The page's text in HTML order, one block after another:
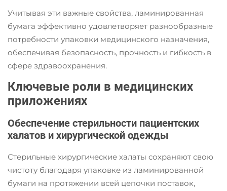
Учитывая эти важные свойства, ламинированная
бумага эффективно удовлетворяет разнообразные
потребности упаковки медицинского назначения,
обеспечивая безопасность, прочность и гибкость в
сфере здравоохранения.
Ключевые роли в медицинских
приложениях
Обеспечение стерильности пациентских
халатов и хирургической одежды
Стерильные хирургические халаты сохраняют свою
чистоту благодаря упаковке из ламинированной
бумаги на протяжении всей цепочки поставок,